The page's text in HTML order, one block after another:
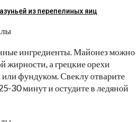
из перепелиных яиц
ингредиенты. Майонез можно
жирности, а грецкие орехи
или фундуком. Свеклу отварите
30 минут и остудите в ледяной